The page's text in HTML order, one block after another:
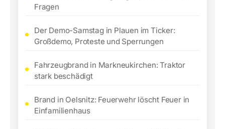
Fragen
Der Demo-Samstag in Plauen im Ticker:
Großdemo, Proteste und Sperrungen
Fahrzeugbrand in Markneukirchen: Traktor
stark beschädigt
Brand in Oelsnitz: Feuerwehr löscht Feuer in
Einfamilienhaus